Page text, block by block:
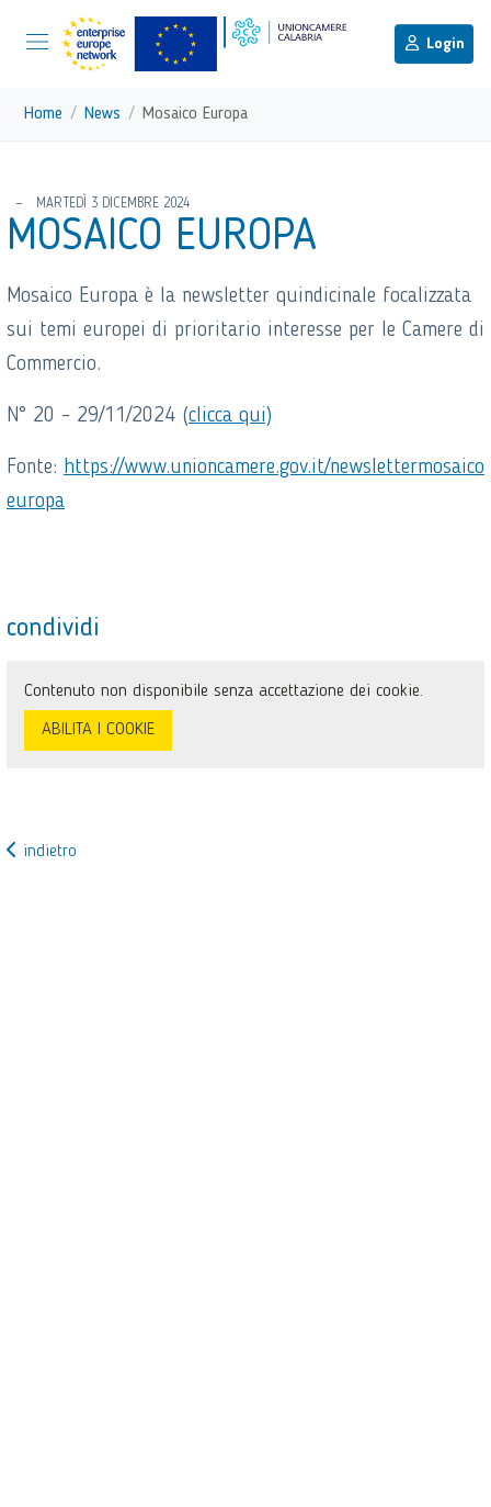
Vai ai contenuti
Login
torna al menu di scelta rapida
Menu di navigazione principale
Home News Mosaico Europa
MARTEDÌ 3 DICEMBRE 2024
MOSAICO EUROPA
Mosaico Europa è la newsletter quindicinale focalizzata
sui temi europei di prioritario interesse per le Camere di
Commercio.
N° 20 – 29/11/2024 (clicca qui)
Fonte: https://www.unioncamere.gov.it/newslettermosaico
europa
condividi
Contenuto non disponibile senza accettazione dei cookie.
ABILITA I COOKIE
indietro